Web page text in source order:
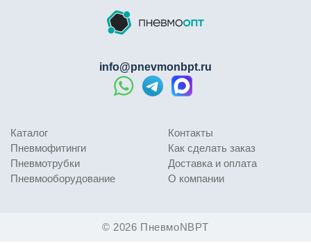
© 2026 ПневмоNBPT
Каталог
Пневмофитинги
Пневмотрубки
Пневмооборудование
Контакты
Как сделать заказ
Доставка и оплата
О компании
info@pnevmonbpt.ru